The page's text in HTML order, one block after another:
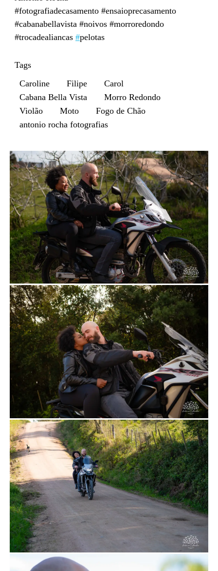
#fotografiadecasamento #ensaioprecasamento
#cabanabellavista #noivos #morroredondo
#trocadealiancas #pelotas
Tags
Caroline
Filipe
Carol
Cabana Bella Vista
Morro Redondo
Violão
Moto
Fogo de Chão
antonio rocha fotografias